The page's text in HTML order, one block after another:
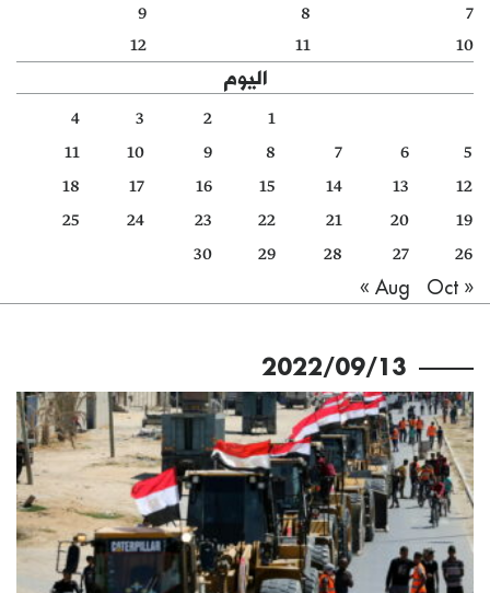
دفاتر
الأرشيف
7
8
9
10
11
12
اليوم
1
2
3
4
5
6
7
8
9
10
11
12
13
14
15
16
17
18
19
20
21
22
23
24
25
26
27
28
29
30
« Aug
Oct »
2022/09/13